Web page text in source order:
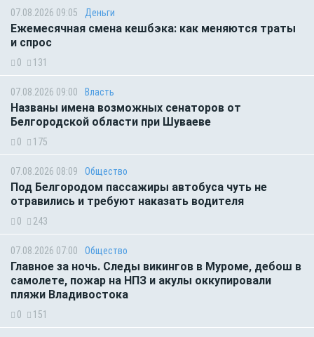
07.08.2026 09:05 Деньги
Ежемесячная смена кешбэка: как меняются траты
и спрос
0 131
07.08.2026 09:00 Власть
Названы имена возможных сенаторов от
Белгородской области при Шуваеве
0 175
07.08.2026 08:09 Общество
Под Белгородом пассажиры автобуса чуть не
отравились и требуют наказать водителя
0 243
07.08.2026 07:00 Общество
Главное за ночь. Следы викингов в Муроме, дебош в
самолете, пожар на НПЗ и акулы оккупировали
пляжи Владивостока
0 151